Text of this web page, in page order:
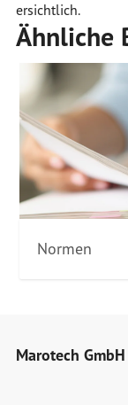
ersichtlich.
Ähnliche
Normen
Marotech GmbH